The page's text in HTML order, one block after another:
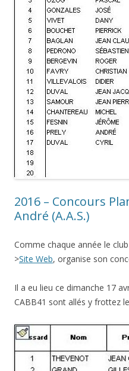
2016 – Concours
André (A.A.S.)
Comme chaque année le
>Site Web, organise son
Il a eu lieu ce dimanche 17
CABB41 sont allés y frottez